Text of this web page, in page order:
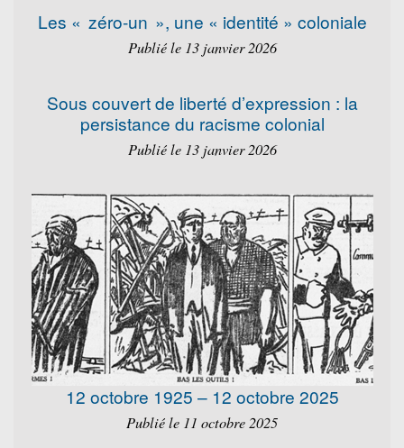
Les « zéro-un », une « identité » coloniale
Publié le 13 janvier 2026
Sous couvert de liberté d’expression : la
persistance du racisme colonial
Publié le 13 janvier 2026
12 octobre 1925 – 12 octobre 2025
Publié le 11 octobre 2025